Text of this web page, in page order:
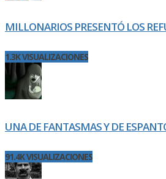
MILLONARIOS PRESENTÓ LOS
1.3K VISUALIZACIONES
UNA DE FANTASMAS Y DE
91.4K VISUALIZACIONES